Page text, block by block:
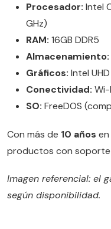
Procesador: Intel
GHz)
RAM: 16GB DDR5
Almacenamiento:
Gráficos: Intel
Conectividad:
SO: FreeDOS
Con más de 10 años
productos con soporte
Imagen referencial: el
según disponibilidad.